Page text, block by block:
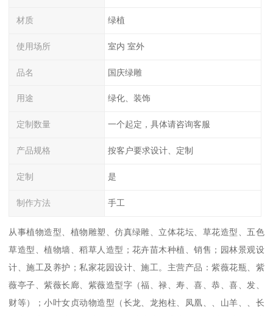
材质 绿植
使用场所 室内 室外
品名 国庆绿雕
用途 绿化、装饰
定制数量 一个起定，具体请咨询客服
产品规格 按客户要求设计、定制
定制 是
制作方法 手工
从事植物造型、植物雕塑、仿真绿雕、立体花坛、草花造型、五色
草造型、植物墙、稻草人造型；花卉苗木种植、销售；园林景观设
计、施工及养护；私家花园设计、施工。主营产品：紫薇花瓶、紫
薇亭子、紫薇长廊、紫薇造型字（福、禄、寿、喜、恭、喜、发、
财等）；小叶女贞动物造型（长龙、龙抱柱、凤凰、、山羊、、长